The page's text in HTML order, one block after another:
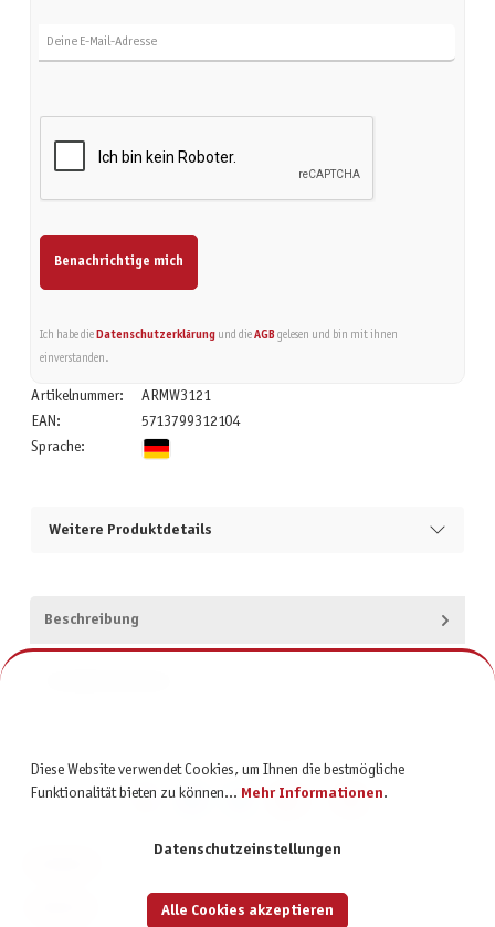
Benachrichtige mich
Ich habe die Datenschutzerklärungund die AGBgelesen und bin mit ihnen
einverstanden.
Artikelnummer:
ARMW3121
EAN:
5713799312104
Sprache:
Weitere Produktdetails
Beschreibung
Diese Website verwendet Cookies, um Ihnen die bestmögliche
Funktionalität bieten zu können... Mehr Informationen.
Datenschutzeinstellungen
Alle Cookies akzeptieren